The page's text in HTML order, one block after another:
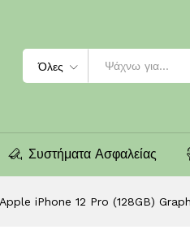
Όλες
Συστήματα Ασφαλείας
Apple iPhone 12 Pro (128GB)